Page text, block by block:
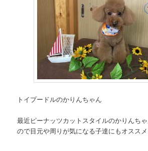
トイプードルのかりんちゃん
最近ピーナッツカットスタイルのかりんち
ので目元や周りが気になる子達にもオスス